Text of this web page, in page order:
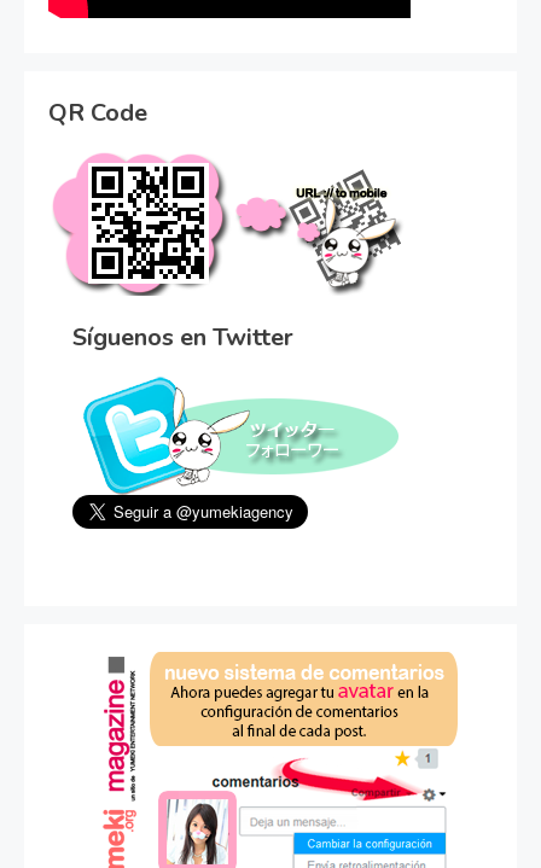
QR Code
Síguenos en Twitter